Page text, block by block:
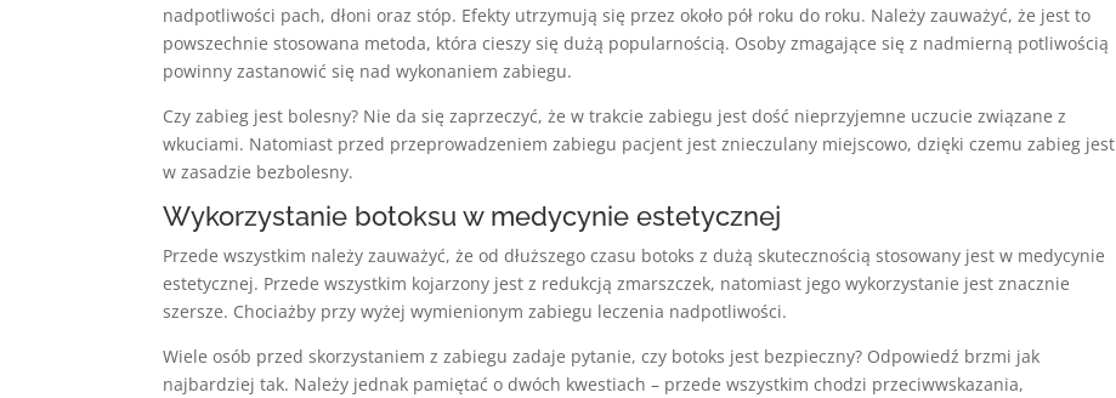
nadpotliwości pach, dłoni oraz stóp. Efekty utrzymują się przez około pół roku do roku. Należy zauważyć, że jest to
powszechnie stosowana metoda, która cieszy się dużą popularnością. Osoby zmagające się z nadmierną potliwością
powinny zastanowić się nad wykonaniem zabiegu.
Czy zabieg jest bolesny? Nie da się zaprzeczyć, że w trakcie zabiegu jest dość nieprzyjemne uczucie związane z
wkuciami. Natomiast przed przeprowadzeniem zabiegu pacjent jest znieczulany miejscowo, dzięki czemu zabieg jest
w zasadzie bezbolesny.
Wykorzystanie botoksu w medycynie estetycznej
Przede wszystkim należy zauważyć, że od dłuższego czasu botoks z dużą skutecznością stosowany jest w medycynie
estetycznej. Przede wszystkim kojarzony jest z redukcją zmarszczek, natomiast jego wykorzystanie jest znacznie
szersze. Chociażby przy wyżej wymienionym zabiegu leczenia nadpotliwości.
Wiele osób przed skorzystaniem z zabiegu zadaje pytanie, czy botoks jest bezpieczny? Odpowiedź brzmi jak
najbardziej tak. Należy jednak pamiętać o dwóch kwestiach – przede wszystkim chodzi przeciwwskazania,